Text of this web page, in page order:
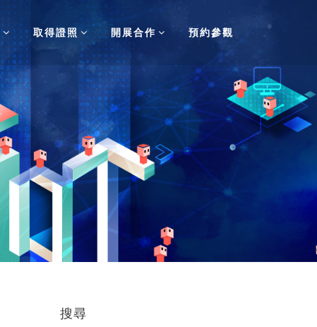
取得證照 開展合作 預約參觀
搜尋